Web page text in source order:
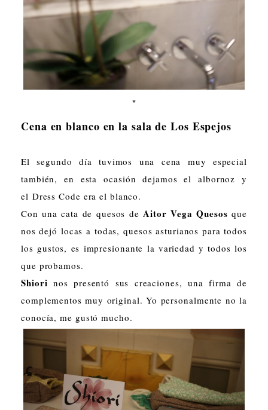
*
Cena en blanco en la sala de Los Espejos
El segundo día tuvimos una cena muy especial
también, en esta ocasión dejamos el albornoz y
el Dress Code era el blanco.
Con una cata de quesos deAitor Vega Quesos que
nos dejó locas a todas, quesos asturianos para todos
los gustos, es impresionante la variedad y todos los
que probamos.
Shiori nos presentó sus creaciones, una firma de
complementos muy original. Yo personalmente no la
conocía, me gustó mucho.